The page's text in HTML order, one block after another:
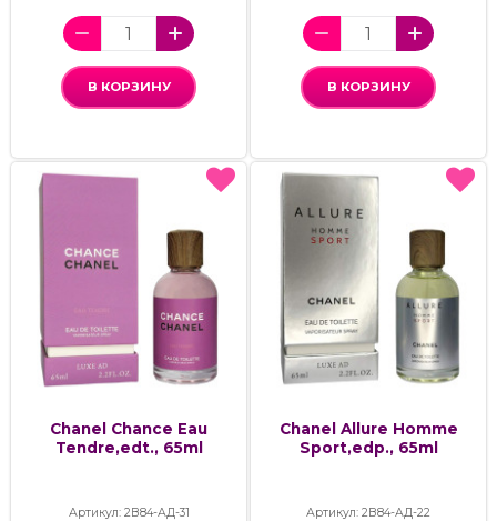
В КОРЗИНУ В КОРЗИНУ
Chanel Chance Eau
Tendre,edt., 65ml
Артикул: 2В84-АД-31
Chanel Allure Homme
Sport,edp., 65ml
Артикул: 2В84-АД-22